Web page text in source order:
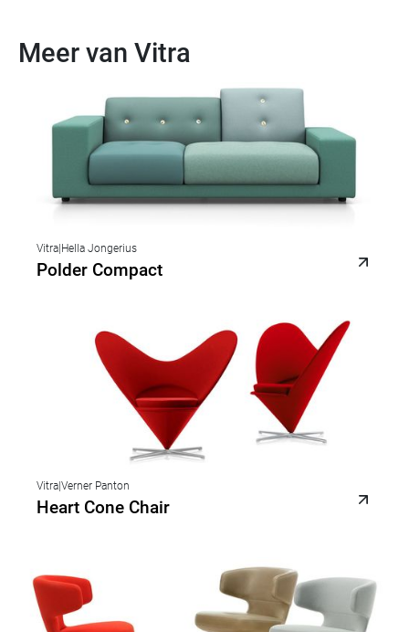
Meer van Vitra
Vitra Hella Jongerius
Polder Compact
Vitra Verner Panton
Heart Cone Chair